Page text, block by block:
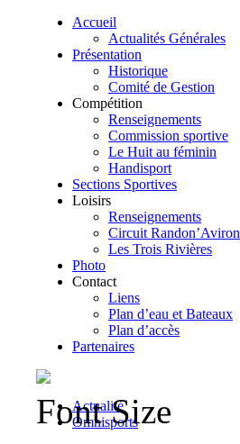
Accueil
Actualités Générales
Présentation
Historique
Comité de Gestion
Compétition
Renseignements
Commission sportive
Le Huit au féminin
Handisport
Sections Sportives
Loisirs
Renseignements
Circuit Randon’Aviron
Les Trois Rivières
Photo
Contact
Liens
Plan d’eau et Bateaux
Plan d’accès
Partenaires
Actualité
Omnisports
Font Size